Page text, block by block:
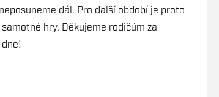
dál. Pro další období je proto
hry. Děkujeme rodičům za